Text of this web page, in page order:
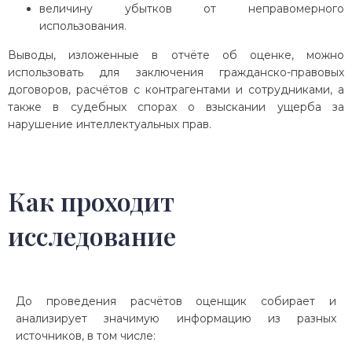
величину убытков от неправомерного
использования.
Выводы, изложенные в отчёте об оценке, можно
использовать для заключения гражданско-правовых
договоров, расчётов с контрагентами и сотрудниками, а
также в судебных спорах о взыскании ущерба за
нарушение интеллектуальных прав.
Как проходит
исследование
До проведения расчётов оценщик собирает и
анализирует значимую информацию из разных
источников, в том числе: